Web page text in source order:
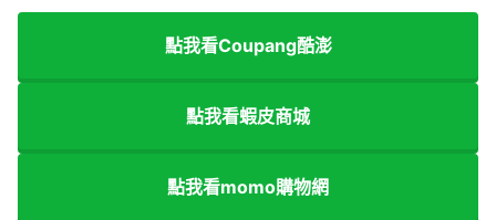
點我看Coupang酷澎
點我看蝦皮商城
點我看momo購物網